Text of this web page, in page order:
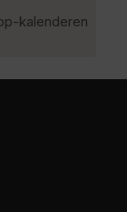
kalenderen